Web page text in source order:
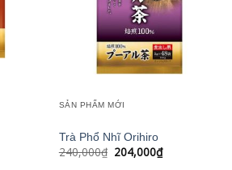
SẢN PHẨM MỚI
Trà Phổ Nhĩ Orihiro
240,000₫ Giá
204,000₫Giá
hiện